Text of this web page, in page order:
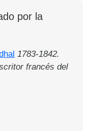
por la
1783-1842.
francés del